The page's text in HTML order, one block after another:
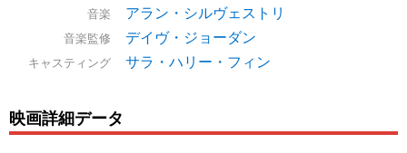
音楽 アラン・シルヴェストリ
音楽監修 デイヴ・ジョーダン
キャスティング サラ・ハリー・フィン
映画詳細データ